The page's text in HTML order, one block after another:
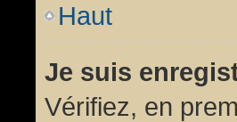
Haut
Je suis
Vérifiez, en